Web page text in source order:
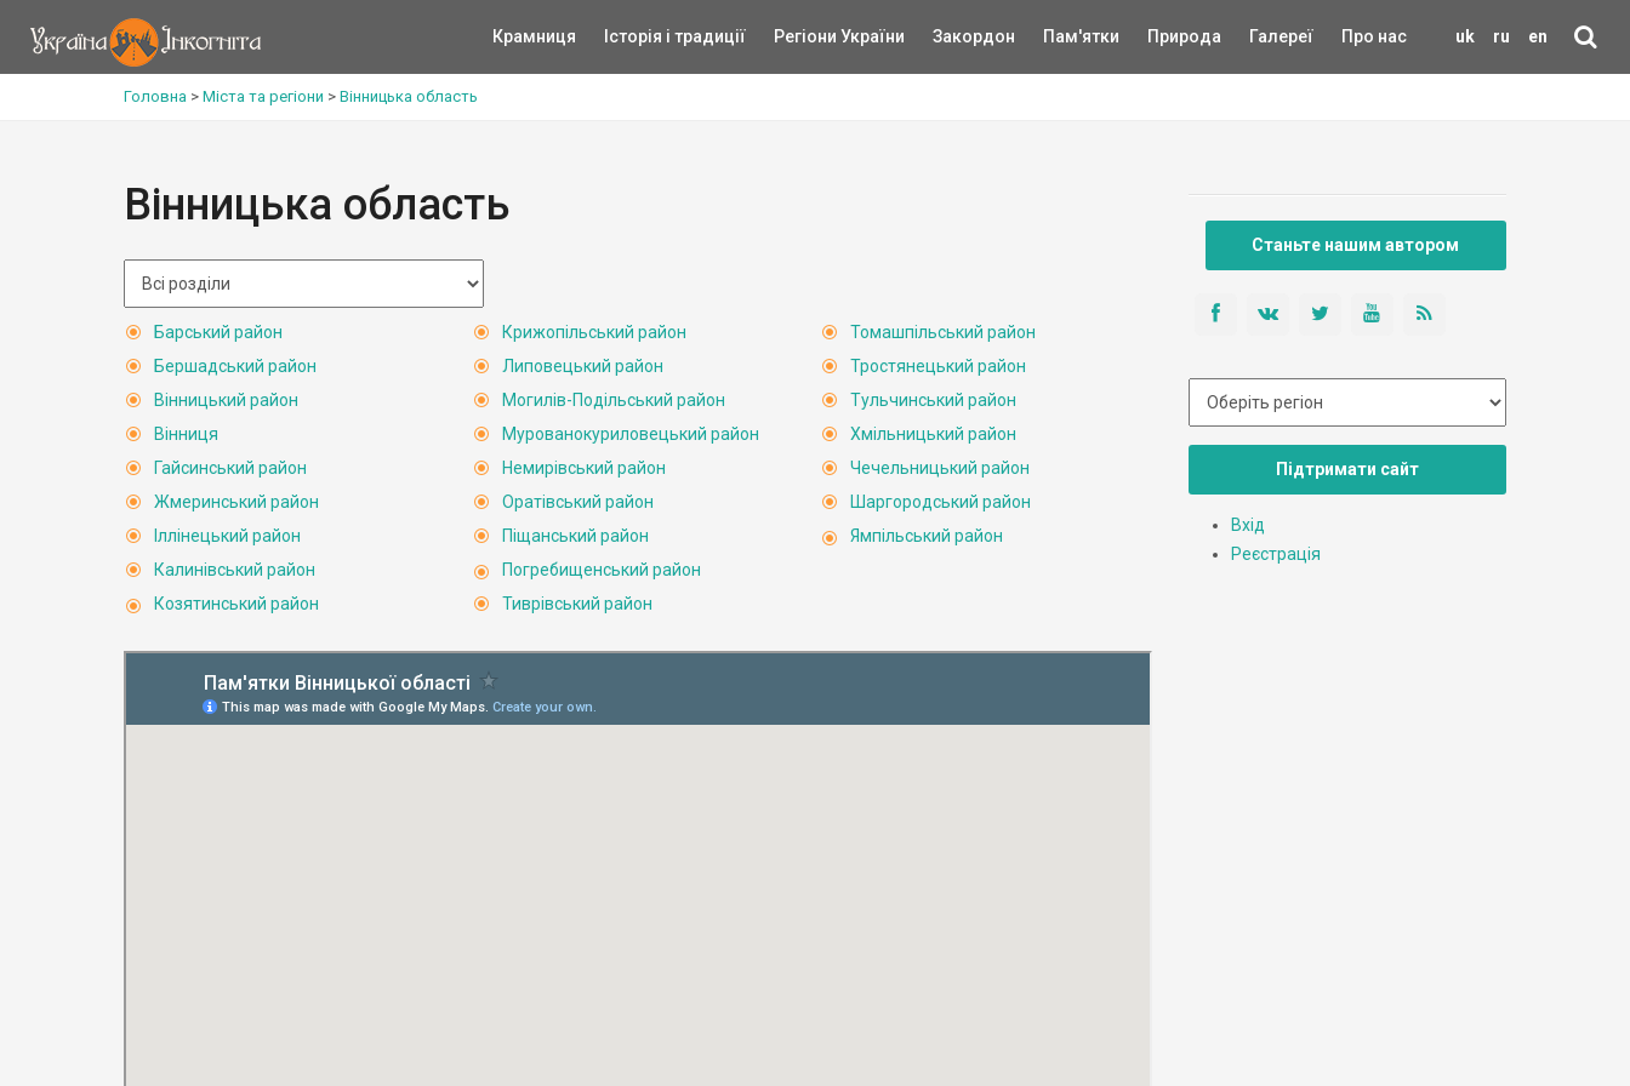
uk ru en
Крамниця Історія і традиції Регіони України Закордон Пам'ятки Природа Галереї Про нас
Головна > Міста та регіони > Вінницька область
Вінницька область
Барський район
Бершадський район
Вінницький район
Вінниця
Гайсинський район
Жмеринський район
Іллінецький район
Калинівський район
Козятинський район
Крижопільський район
Липовецький район
Могилів-Подільський район
Мурованокуриловецький район
Немирівський район
Оратівський район
Піщанський район
Погребищенський район
Тиврівський район
Томашпільський район
Тростянецький район
Тульчинський район
Хмільницький район
Чечельницький район
Шаргородський район
Ямпільський район
Станьте нашим автором
Підтримати сайт
Вхід
Реєстрація